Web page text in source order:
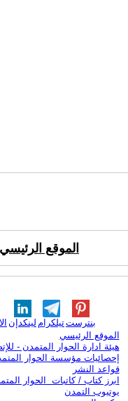
الموقع الرئيسي
لينكدإن تيلكرامبنترست
الموقع الرئيسي
هيئة ادارة الحوار المتمدن -
إحصائيات مؤسسة الحوار
قواعد النشر
ابرز كتاب / كاتبات الحوار
يوتيوب التمدن